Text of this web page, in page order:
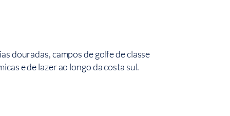
douradas, campos de golfe de classe
e de lazer ao longo da costa sul.